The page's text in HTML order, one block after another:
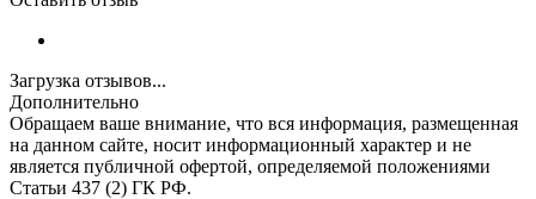
Загрузка отзывов...
Дополнительно
Обращаем ваше внимание, что вся информация, размещенная
на данном сайте, носит информационный характер и не
является публичной офертой, определяемой положениями
Статьи 437 (2) ГК РФ.